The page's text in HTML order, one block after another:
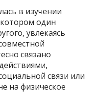
в изучении
один
увлекаясь
связано
связи или
на физическое